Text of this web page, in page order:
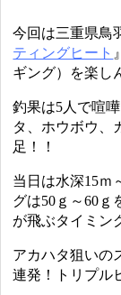
今回は三重県鳥
ティングヒート
ギング）を楽し
釣果は5人で喧
タ、ホウボウ、
足！！
当日は水深15ｍ
グは50ｇ～60ｇ
が飛ぶタイミン
アカハタ狙いの
連発！トリプル